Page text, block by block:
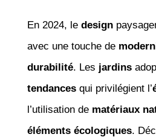
En 2024, le design
avec une touche de
durabilité. Les jardins
tendancesqui privilégient l’
l’utilisation de matériaux
éléments écologiques.